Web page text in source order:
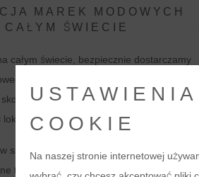
MAREK MODOWYCH
ŚWIECIE
całym świecie, bezpiecznie dostarczamy
Do tego zawsze mają Państwo swoje
sieć wysyłkowa gwarantuje,
swojej przesyłki.
szczególności wrażliwe i cenne towary
torby, paski, biżuteria, akcesoria czy buty,
COOKIE
Na naszej stronie internetowej